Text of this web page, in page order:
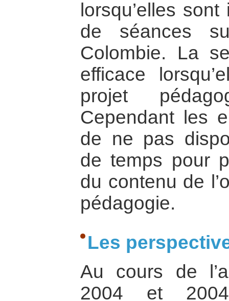
lorsqu’elles
de séances
Colombie. La
efficace
projet
Cependant les
de ne pas
de temps pour
du contenu de
pédagogie.
Les
Au cours de
2004 et